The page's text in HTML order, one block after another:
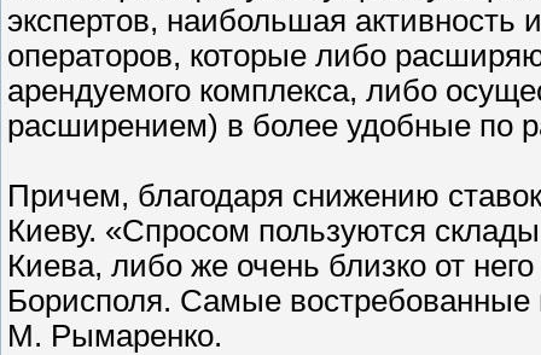
экспертов, наибольшая активность
операторов, которые либо
арендуемого комплекса, либо
расширением) в более удобные по
Причем, благодаря снижению
Киеву. «Спросом пользуются
Киева, либо же очень близко от
Борисполя. Самые востребованные
М. Рымаренко.